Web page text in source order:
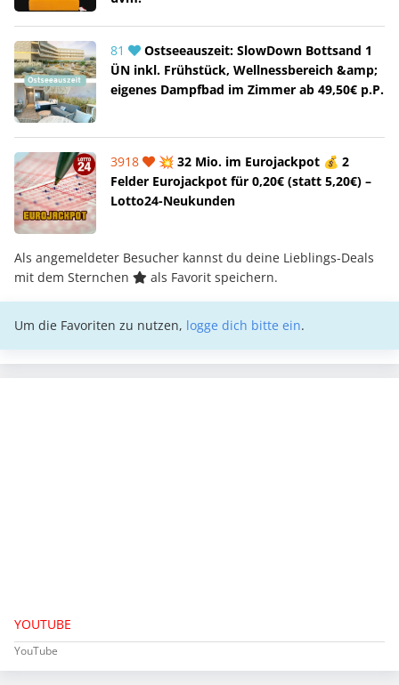
81
Ostseeauszeit: SlowDown Bottsand 1
ÜN inkl. Frühstück, Wellnessbereich &amp;
eigenes Dampfbad im Zimmer ab 49,50€ p.P.
3918
💥 32 Mio. im Eurojackpot 💰 2
Felder Eurojackpot für 0,20€ (statt 5,20€) –
Lotto24-Neukunden
Als angemeldeter Besucher kannst du deine Lieblings-Deals
mit dem Sternchen
als Favorit speichern.
Um die Favoriten zu nutzen, logge dich bitte ein.
YOUTUBE
YouTube